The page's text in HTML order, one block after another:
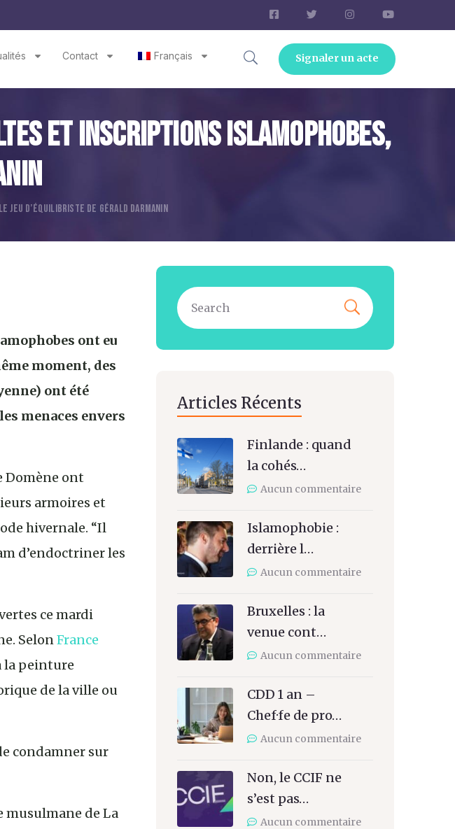
Contact Français Signaler un acte
Et Inscriptions Islamophobes,
JEU D’ÉQUILIBRISTE DE GÉRALD DARMANIN
ont eu
moment, des
ont été
menaces envers
Domène ont
armoires et
hivernale. “Il
d’endoctriner les
ce mardi
SelonFrance
la peinture
de la ville ou
condamner sur
musulmane de La
Articles Récents
Finlande : quand
la cohés…
Aucun commentaire
Islamophobie :
derrière l…
Aucun commentaire
Bruxelles : la
venue cont…
Aucun commentaire
CDD 1 an –
Chef·fe de pro…
Aucun commentaire
Non, le CCIF ne
s’est pas…
Aucun commentaire